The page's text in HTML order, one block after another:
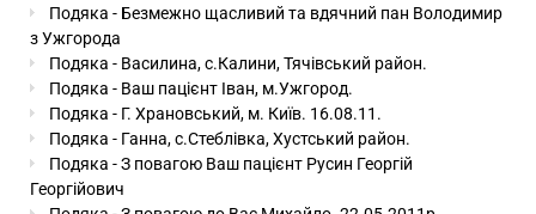
Подяка - Безмежно щасливий та вдячний пан Володимир
з Ужгорода
Подяка - Василина, с.Калини, Тячівський район.
Подяка - Ваш пацієнт Іван, м.Ужгород.
Подяка - Г. Храновський, м. Київ. 16.08.11.
Подяка - Ганна, с.Стеблівка, Хустський район.
Подяка - З повагою Ваш пацієнт Русин Георгій
Георгійович